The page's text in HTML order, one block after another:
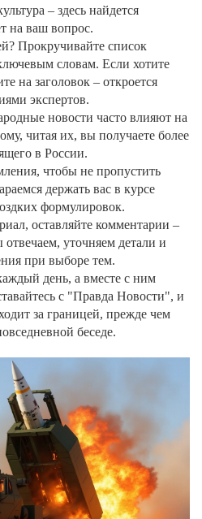
– здесь найдется
на ваш вопрос.
Прокручивайте список
словам. Если хотите
на заголовок – откроется
экспертов.
новости часто влияют на
читая их, вы получаете более
в России.
чтобы не пропустить
держать вас в курсе
формулировок.
оставляйте комментарии –
уточняем детали и
при выборе тем.
день, а вместе с ним
с "Правда Новости", и
за границей, прежде чем
беседе.